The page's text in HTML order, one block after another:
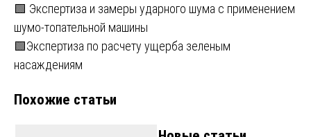
Навигация
по
записям
🟩 Экспертиза и замеры ударного шума с применением
шумо-топательной машины
🟩Экспертиза по расчету ущерба зеленым
насаждениям
Похожие статьи